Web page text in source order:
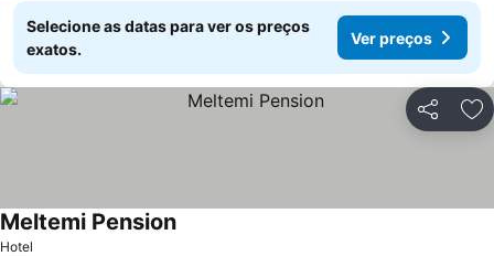
Selecione as datas para ver os preços
exatos.
Ver preços
Partilhar
Hotel
Meltemi PensionVer preços